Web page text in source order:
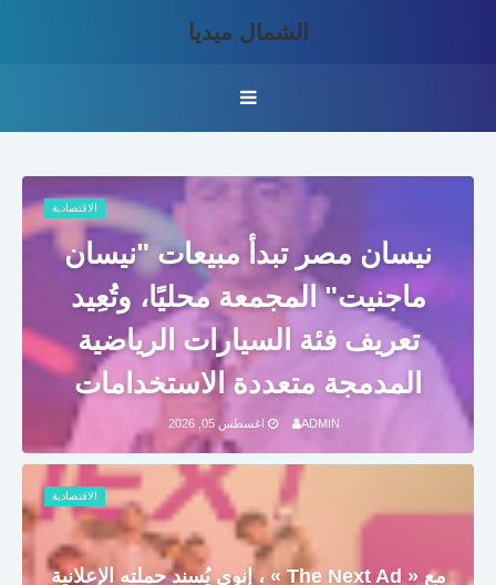
الشمال ميديا
الاقتصادية
نيسان مصر تبدأ مبيعات "نيسان
ماجنيت" المجمعة محليًا، وتُعِيد
تعريف فئة السيارات الرياضية
المدمجة متعددة الاستخدامات
ADMIN اغسطس 05, 2026
الاقتصادية
مع « The Next Ad » ، إنوي يُسند حملته الإعلانية